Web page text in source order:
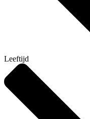
Leeftijd